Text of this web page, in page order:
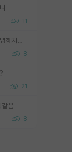
11
ㅋㅋㅋㅋㅋㅋ ㅠㅠ 그래서 일단 유명해지는게 중요한거같습니다
8
21
같음
8